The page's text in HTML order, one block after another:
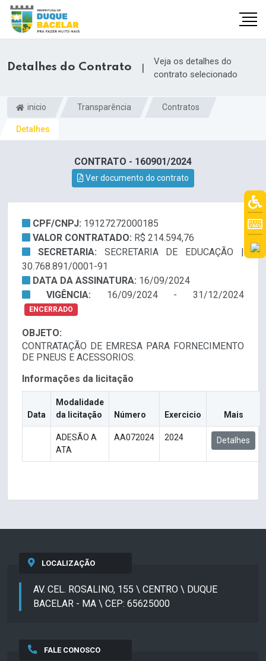
Detalhes do Contrato |
Veja os detalhes do
contrato selecionado
inicio Transparência Contratos
Detalhes
CONTRATO - 160901/2024
Ver documento do contrato
CPF/CNPJ: 19127272000185
VALOR CONTRATADO: R$ 214.594,76
SECRETARIA: SECRETARIA DE EDUCAÇÃO |
30.768.891/0001-91
DATA DA ASSINATURA: 16/09/2024
VIGÊNCIA: 16/09/2024 - 31/12/2024
ENCERRADO
OBJETO:
CONTRATAÇÃO DE EMRESA PARA FORNECIMENTO
DE PNEUS E ACESSORIOS.
Informações da licitação
Data
Modalidade
da licitação
Número Exercicio Mais
ADESÃO A
ATA
AA072024 2024 Detalhes
LOCALIZAÇÃO
AV. CEL. ROSALINO, 155 \ CENTRO \ DUQUE
BACELAR - MA \ CEP: 65625000
FALE CONOSCO